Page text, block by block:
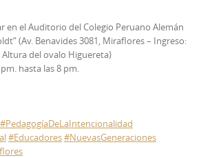
en el Auditorio del Colegio Peruano Alemán
(Av. Benavides 3081, Miraflores – Ingreso:
Altura del ovalo Higuereta)
hasta las 8 pm.
‪#‎PedagogíaDeLaIntencionalidad‬
‪#‎Educadores‬‪#‎NuevasGeneraciones‬